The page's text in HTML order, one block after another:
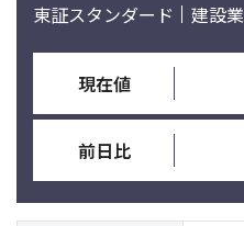
東証スタンダード 建設業
現在値
前日比